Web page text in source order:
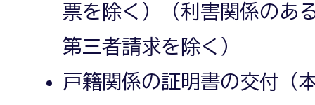
票を除く）（利害関係のあ
第三者請求を除く）
戸籍関係の証明書の交付（